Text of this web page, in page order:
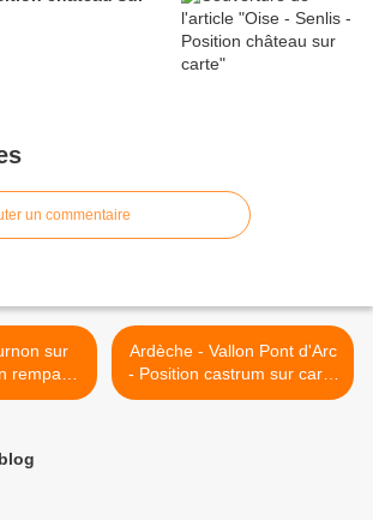
un commentaire
rempart
Ardèche - Vallon Pont d'Arc
- Position castrum sur carte
>